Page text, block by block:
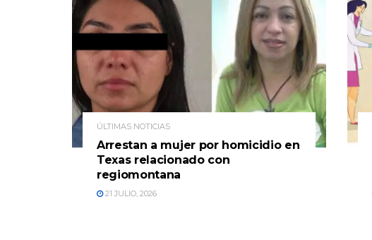
ÚLTIMAS NOTICIAS
Arrestan a mujer por homicidio en
Texas relacionado con
regiomontana
21 JULIO, 2026